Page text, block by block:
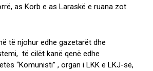
as Korb e as Laraskë e ruana zot
të njohur edhe gazetarët dhe
të cilët kanë qenë edhe
“Komunisti” , organ i LKK e LKJ-së,